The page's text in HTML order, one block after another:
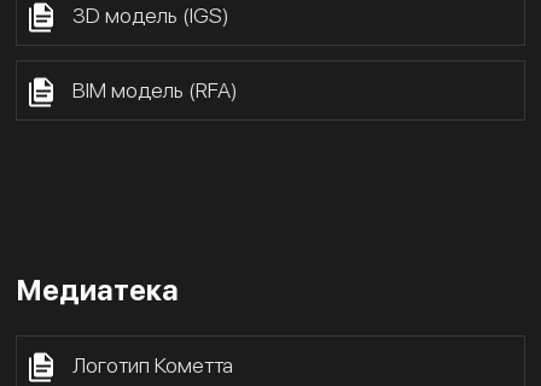
3D модель (IGS)
BIM модель (RFA)
Медиатека
Логотип Кометта